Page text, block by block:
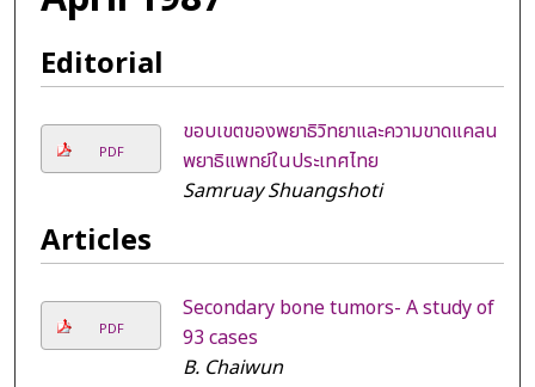
Editorial
PDF
ขอบเขตของพยาธิวิทยาและความขาดแคลน
พยาธิแพทย์ในประเทศไทย
Samruay Shuangshoti
Articles
PDF
Secondary bone tumors- A study of
93 cases
B. Chaiwun